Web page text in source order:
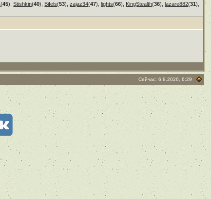
(45),Stishkin(40), Bifels(53),zajaz34(47),lights(66), KingStealth(36),lazare882(31),
Сейчас: 6.8.2026, 6:29